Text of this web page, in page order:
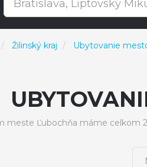
Žilinský kraj Ubytovanie
meste Ľubochňa máme celkom